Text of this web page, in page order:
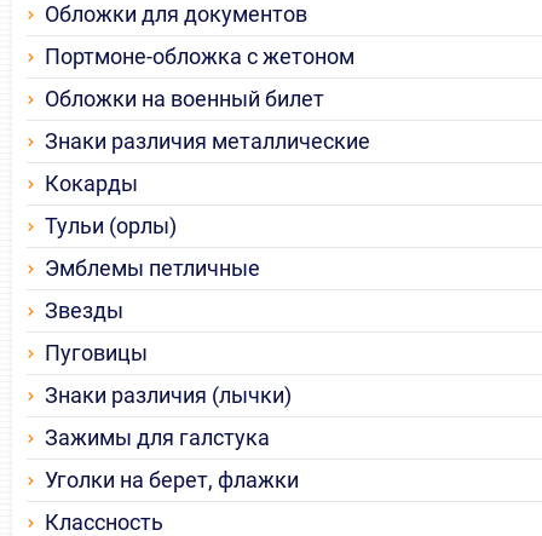
Обложки для документов
Портмоне-обложка с жетоном
Обложки на военный билет
Знаки различия металлические
Кокарды
Тульи (орлы)
Эмблемы петличные
Звезды
Пуговицы
Знаки различия (лычки)
Зажимы для галстука
Уголки на берет, флажки
Классность